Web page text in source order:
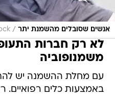
אנשים שסובלים מהשמנת יתר /
לא רק חברות
משמנופוביה
עם מחלת ההשמנה יש
באמצעות כלים רפואיים.